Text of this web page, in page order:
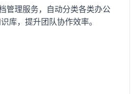
管理服务，自动分类各类办公
库，提升团队协作效率。